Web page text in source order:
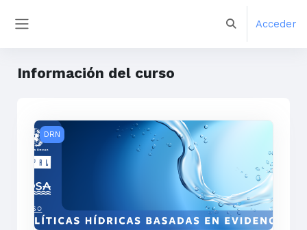
Selector de
Acceder
Información del curso
Políticas Hídricas Basadas en Evidencia
DRN